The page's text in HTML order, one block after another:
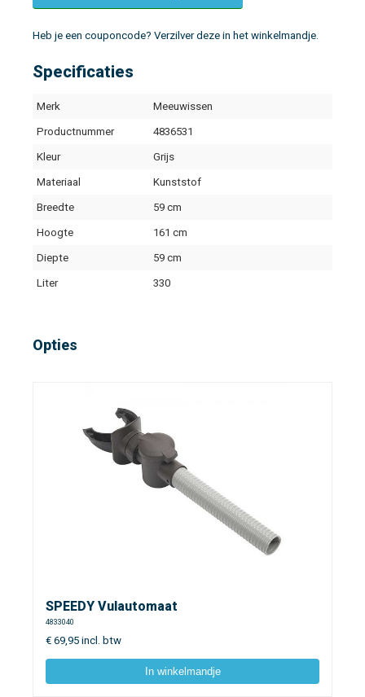
Heb je een couponcode? Verzilver deze in het winkelmandje.
Specificaties
Merk Meeuwissen
Productnummer 4836531
Kleur Grijs
Materiaal Kunststof
Breedte 59 cm
Hoogte 161 cm
Diepte 59 cm
Liter 330
Opties
SPEEDY Vulautomaat
4833040
€ 69,95 incl. btw
In winkelmandje